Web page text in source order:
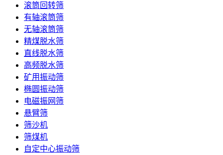
滚筒回转筛
有轴滚筒筛
无轴滚筒筛
精煤脱水筛
直线脱水筛
高频脱水筛
矿用振动筛
椭圆振动筛
电磁振网筛
悬臂筛
筛沙机
筛煤机
自定中心振动筛